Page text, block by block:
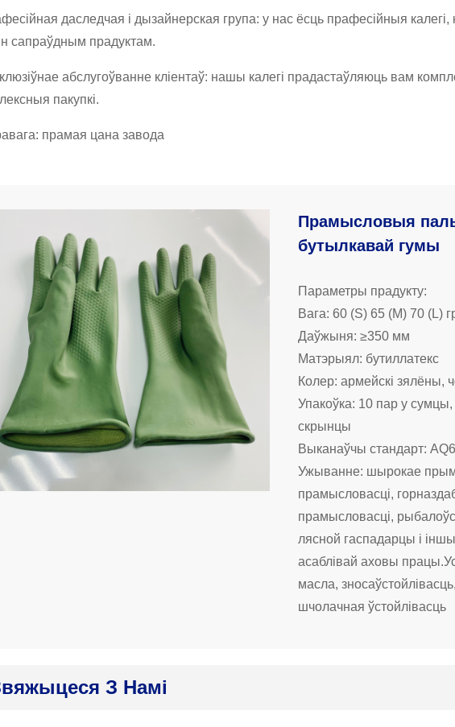
даследчая і дызайнерская група: у нас ёсць прафесійныя калегі,
сапраўдным прадуктам.
абслугоўванне кліентаў: нашы калегі прадастаўляюць вам
пакупкі.
прамая цана завода
Прамысловыя
бутылкавай гумы
Параметры прадукту:
Вага: 60 ​​(S) 65 (M) 70 (L)
Даўжыня: ≥350 мм
Матэрыял: бутиллатекс
Колер: армейскі зялёны,
Упакоўка: 10 пар у
скрынцы
Выканаўчы стандарт:
Ужыванне: шырокае
прамысловасці,
прамысловасці,
лясной гаспадарцы і
асаблівай аховы
масла,
шчолачная ўстойлівасць
З Намі